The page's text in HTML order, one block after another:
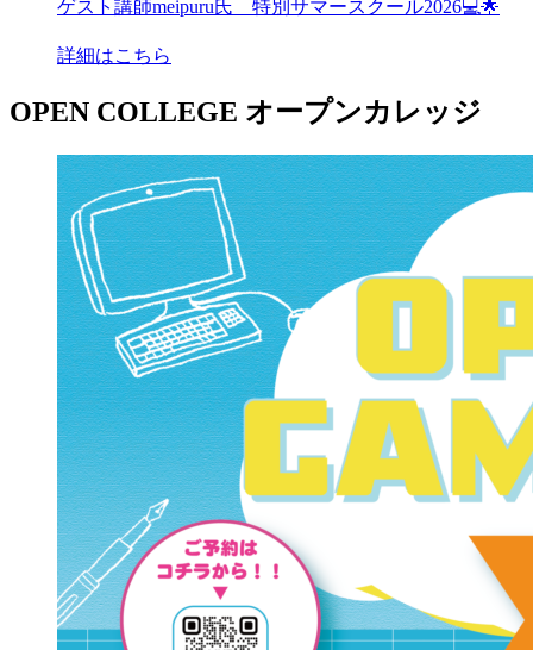
ゲスト講師meipuru氏 特別サマースクール2026💻🌟
詳細はこちら
OPEN COLLEGE オープンカレッジ